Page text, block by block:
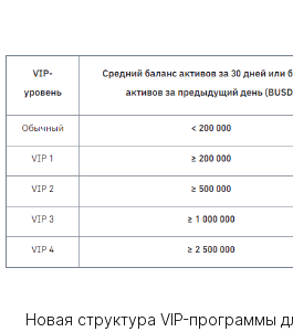
Новая структура VIP-программы